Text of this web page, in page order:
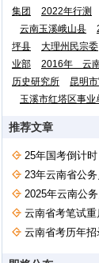
集团
2022年行测
云南玉溪峨山县
坪县
大理州民宗委
业部
2016年 云
历史研究所
昆明
玉溪市红塔区事业
推荐文章
25年国考倒计
23年云南省公
2025年云南公
云南省考笔试
云南省考历年